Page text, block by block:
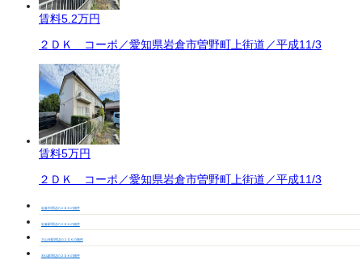
賃料5.2万円
２ＤＫ コーポ／愛知県岩倉市曽野町上街道／平成11/3
賃料5万円
２ＤＫ コーポ／愛知県岩倉市曽野町上街道／平成11/3
岩倉市周辺の２ＤＫの物件
岩倉駅周辺の２ＤＫの物件
大山寺駅周辺の２ＤＫの物件
石仏駅周辺の２ＤＫの物件